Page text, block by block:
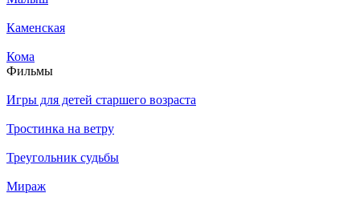
Каменская
Кома
Филь­мы
Игры для детей старшего возраста
Тростинка на ветру
Треугольник судьбы
Мираж